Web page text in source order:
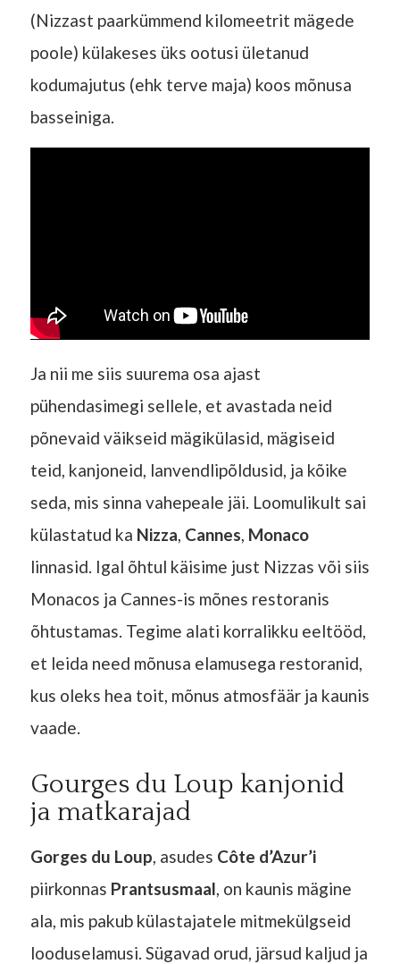
(Nizzast paarkümmend kilomeetrit mägede
poole) külakeses üks ootusi ületanud
kodumajutus (ehk terve maja) koos mõnusa
basseiniga.
Ja nii me siis suurema osa ajast
pühendasimegi sellele, et avastada neid
põnevaid väikseid mägikülasid, mägiseid
teid, kanjoneid, lanvendlipõldusid, ja kõike
seda, mis sinna vahepeale jäi. Loomulikult sai
külastatud ka Nizza, Cannes, Monaco
linnasid. Igal õhtul käisime just Nizzas või siis
Monacos ja Cannes-is mõnes restoranis
õhtustamas. Tegime alati korralikku eeltööd,
et leida need mõnusa elamusega restoranid,
kus oleks hea toit, mõnus atmosfäär ja kaunis
vaade.
Gourges du Loup kanjonid
ja matkarajad
Gorges du Loup, asudes Côte d’Azur’i
piirkonnas Prantsusmaal, on kaunis mägine
ala, mis pakub külastajatele mitmekülgseid
looduselamusi. Sügavad orud, järsud kaljud ja